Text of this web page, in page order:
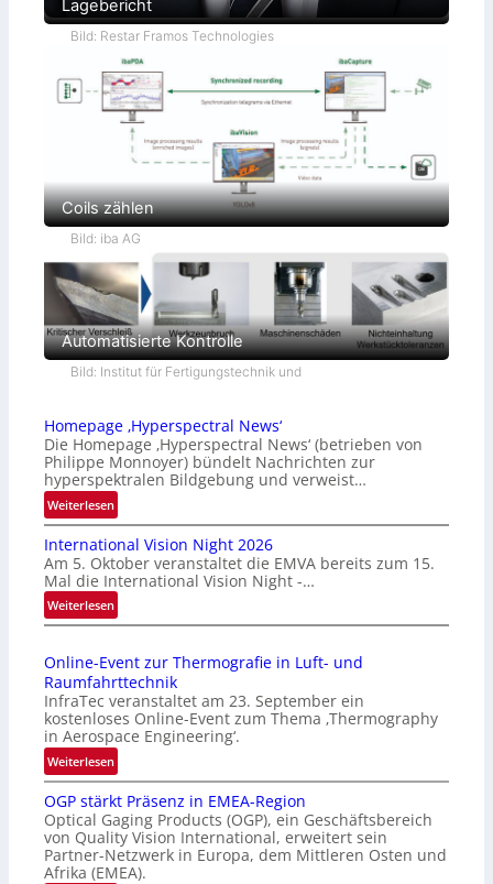
Lagebericht
Bild: Restar Framos Technologies
Coils zählen
Bild: iba AG
Automatisierte Kontrolle
Bild: Institut für Fertigungstechnik und
Homepage ‚Hyperspectral News‘
Die Homepage ‚Hyperspectral News‘ (betrieben von
Philippe Monnoyer) bündelt Nachrichten zur
hyperspektralen Bildgebung und verweist…
Weiterlesen:
H
o
m
e
p
a
e
‚
H
y
p
e
r
s
p
e
c
International Vision Night 2026
Am 5. Oktober veranstaltet die EMVA bereits zum 15.
Mal die International Vision Night -…
Weiterlesen:
I
t
e
r
n
a
t
o
n
a
l
Online-Event zur Thermografie in Luft- und
Raumfahrttechnik
InfraTec veranstaltet am 23. September ein
kostenloses Online-Event zum Thema ‚Thermography
in Aerospace Engineering‘.
Weiterlesen:
O
n
l
i
n
OGP stärkt Präsenz in EMEA-Region
Optical Gaging Products (OGP), ein Geschäftsbereich
von Quality Vision International, erweitert sein
Partner-Netzwerk in Europa, dem Mittleren Osten und
Afrika (EMEA).